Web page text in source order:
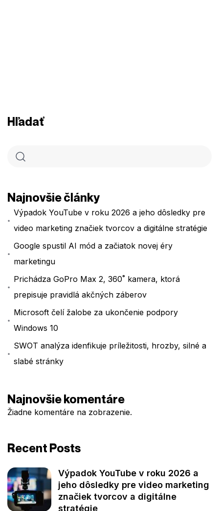
Hľadať
Najnovšie články
Výpadok YouTube v roku 2026 a jeho dôsledky pre
video marketing značiek tvorcov a digitálne stratégie
Google spustil AI mód a začiatok novej éry
marketingu
Prichádza GoPro Max 2, 360˚ kamera, ktorá
prepisuje pravidlá akčných záberov
Microsoft čelí žalobe za ukončenie podpory
Windows 10
SWOT analýza idenfikuje príležitosti, hrozby, silné a
slabé stránky
Najnovšie komentáre
Žiadne komentáre na zobrazenie.
Recent Posts
Výpadok YouTube v roku 2026 a
jeho dôsledky pre video marketing
značiek tvorcov a digitálne
stratégie